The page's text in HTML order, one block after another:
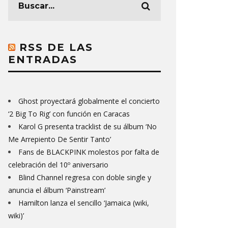
RSS DE LAS
ENTRADAS
Ghost proyectará globalmente el concierto
‘2 Big To Rig’ con función en Caracas
Karol G presenta tracklist de su álbum ‘No
Me Arrepiento De Sentir Tanto’
Fans de BLACKPINK molestos por falta de
celebración del 10º aniversario
Blind Channel regresa con doble single y
anuncia el álbum ‘Painstream’
Hamilton lanza el sencillo ‘Jamaica (wiki,
wiki)’